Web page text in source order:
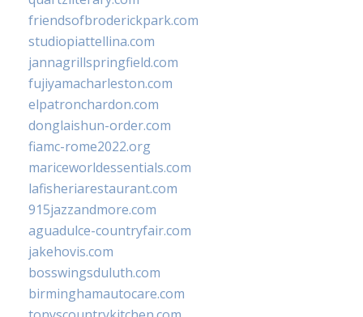
friendsofbroderickpark.com
studiopiattellina.com
jannagrillspringfield.com
fujiyamacharleston.com
elpatronchardon.com
donglaishun-order.com
fiamc-rome2022.org
mariceworldessentials.com
lafisheriarestaurant.com
915jazzandmore.com
aguadulce-countryfair.com
jakehovis.com
bosswingsduluth.com
birminghamautocare.com